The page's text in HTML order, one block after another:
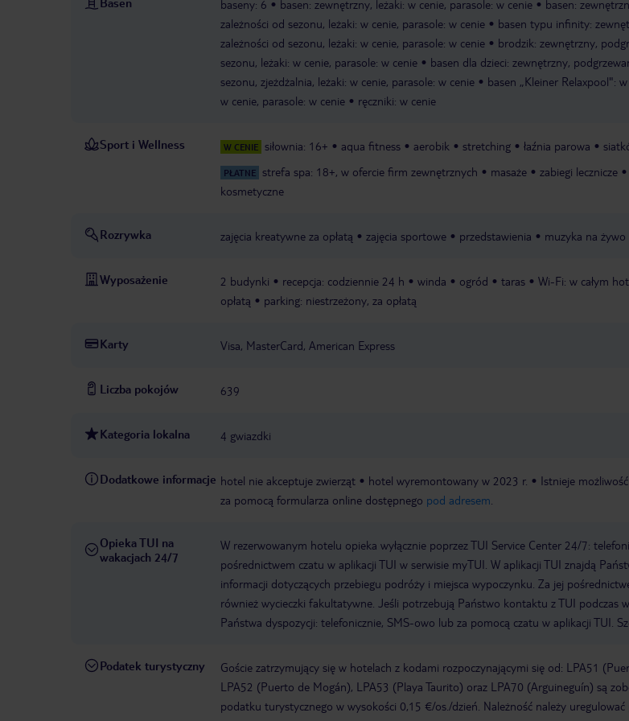
baseny: 6 basen: zewnętrzny, leżaki: w cenie, parasole: w cenie
basen:
zależności od sezonu, leżaki: w cenie, parasole: w cenie
basen typu infinity:
zależności od sezonu, leżaki: w cenie, parasole: w cenie
brodzik: zewnętrzny,
sezonu, leżaki: w cenie, parasole: w cenie
basen dla dzieci: zewnętrzny,
sezonu, zjeżdżalnia, leżaki: w cenie, parasole: w cenie
basen „Kleiner Relaxpool":
w cenie, parasole: w cenie
ręczniki: w cenie
Sport i Wellness W CENIE siłownia: 16+ aqua fitness aerobik stretching łaźnia parowa
PŁATNE strefa spa: 18+, w ofercie firm zewnętrznych masaże zabiegi lecznicze
kosmetyczne
Rozrywka zajęcia kreatywne za opłatą zajęcia sportowe przedstawienia muzyka na żywo
Wyposażenie 2 budynki recepcja: codziennie 24 h winda ogród taras Wi-Fi: w całym
opłatą
parking: niestrzeżony, za opłatą
Karty Visa, MasterCard, American Express
Liczba pokojów 639
Kategoria lokalna 4 gwiazdki
Dodatkowe informacje hotel nie akceptuje zwierząt hotel wyremontowany w 2023 r.
Istnieje
za pomocą formularza online dostępnego pod adresem
Opieka TUI na
wakacjach 24/7
W rezerwowanym hotelu opieka wyłącznie poprzez TUI Service Center 24/7:
pośrednictwem czatu w aplikacji TUI w serwisie myTUI. W aplikacji TUI znajdą
informacji dotyczących przebiegu podróży i miejsca wypoczynku. Za jej
również wycieczki fakultatywne. Jeśli potrzebują Państwo kontaktu z TUI podczas
Państwa dyspozycji: telefonicznie, SMS-owo lub za pomocą czatu w aplikacji TUI.
Podatek turystyczny
Goście zatrzymujący się w hotelach z kodami rozpoczynającymi się od: LPA51
LPA52 (Puerto de Mogán), LPA53 (Playa Taurito) oraz LPA70 (Arguineguín) są
podatku turystycznego w wysokości 0,15 €/os./dzień. Należność należy uregulować